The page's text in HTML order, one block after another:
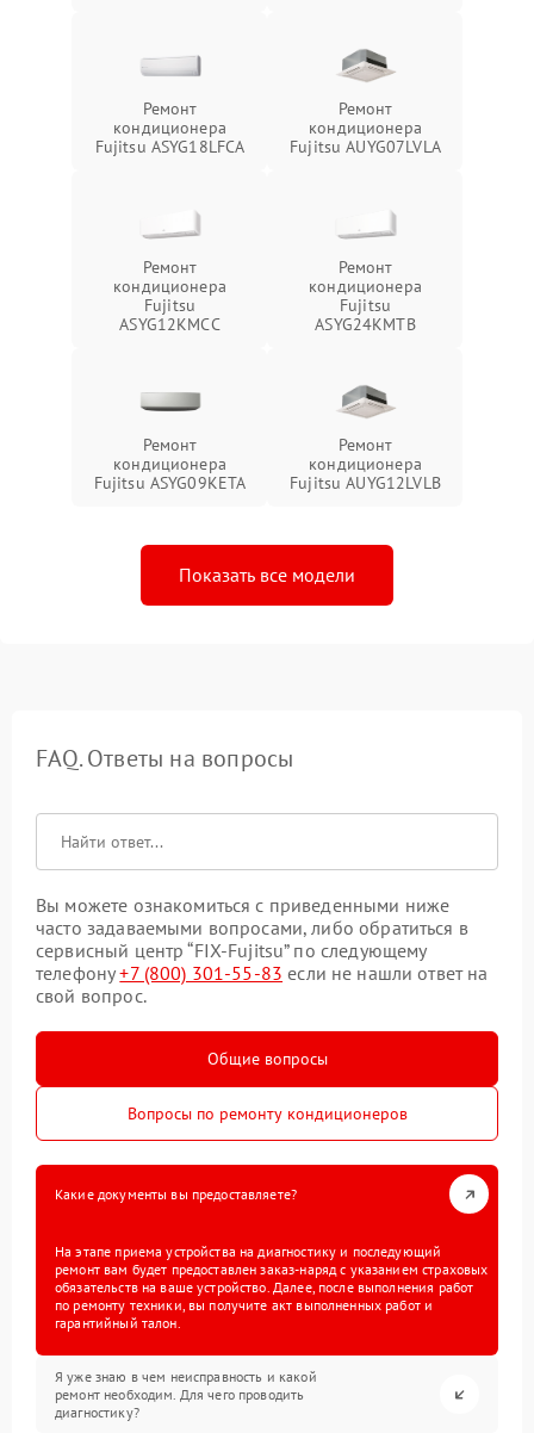
Ремонт
кондиционера
Fujitsu ASYG18LFCA
Ремонт
кондиционера
Fujitsu AUYG07LVLA
Ремонт
кондиционера
Fujitsu
ASYG12KMCC
Ремонт
кондиционера
Fujitsu
ASYG24KMTB
Ремонт
кондиционера
Fujitsu ASYG09KETA
Ремонт
кондиционера
Fujitsu AUYG12LVLB
Показать все модели
FAQ. Ответы на вопросы
Вы можете ознакомиться с приведенными ниже
часто задаваемыми вопросами, либо обратиться в
сервисный центр “FIX-Fujitsu” по следующему
телефону+7 (800) 301-55-83 если не нашли ответ на
свой вопрос.
Общие вопросы
Вопросы по ремонту кондиционеров
Какие документы вы предоставляете?
На этапе приема устройства на диагностику и последующий
ремонт вам будет предоставлен заказ-наряд с указанием страховых
обязательств на ваше устройство. Далее, после выполнения работ
по ремонту техники, вы получите акт выполненных работ и
гарантийный талон.
Я уже знаю в чем неисправность и какой
ремонт необходим. Для чего проводить
диагностику?